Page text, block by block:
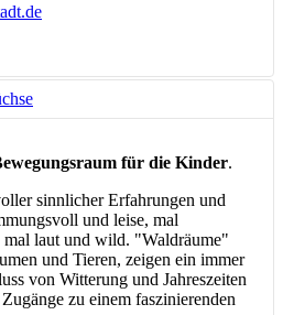
für die Kinder.
sinnlicher Erfahrungen und
und leise, mal
laut und wild. "Waldräume"
und Tieren, zeigen ein immer
von Witterung und Jahreszeiten
zu einem faszinierenden